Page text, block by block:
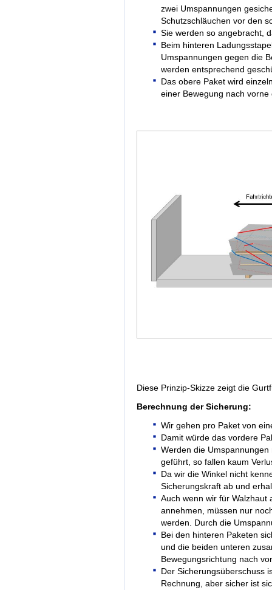
zwei Umspannungen
Schutzschläuchen vor den
Sie werden so angebracht,
Beim hinteren
Umspannungen gegen die
werden entsprechend
Das obere Paket wird
einer Bewegung nach vorne
Diese Prinzip-Skizze zeigt die
Berechnung der Sicherung:
Wir gehen pro Paket von
Damit würde das vordere
Werden die
geführt, so fallen kaum
Da wir die Winkel nicht
Sicherungskraft ab und
Auch wenn wir für Walzhaut
annehmen, müssen nur
werden. Durch die
Bei den hinteren Paketen
und die beiden unteren
Bewegungsrichtung nach
Der Sicherungsüberschuss
Rechnung, aber sicher ist